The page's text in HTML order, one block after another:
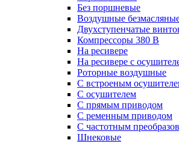
Без поршневые
Воздушные
Двухступенчатые
Компрессоры 380 В
На ресивере
На ресивере с
Роторные воздушные
С встроеным
С осушителем
С прямым приводом
С ременным приводом
С частотным
Шнековые